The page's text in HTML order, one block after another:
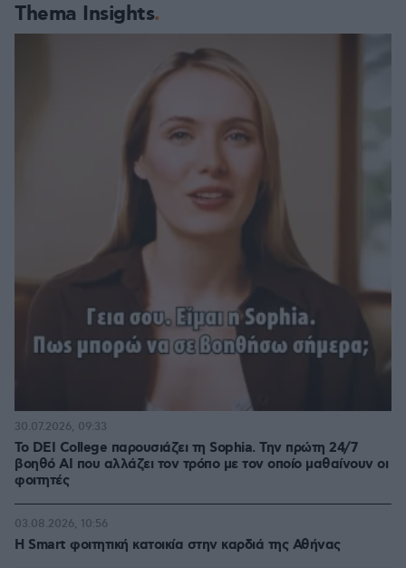
Thema Insights
Το DEI College παρουσιάζει τη Sophia. Την πρώτη 24/7
βοηθό AI που αλλάζει τον τρόπο με τον οποίο μαθαίνουν οι
φοιτητές
30.07.2026, 09:33
Η Smart φοιτητική κατοικία στην καρδιά της Αθήνας
03.08.2026, 10:56